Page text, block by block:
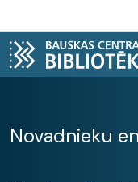
Novadnieku